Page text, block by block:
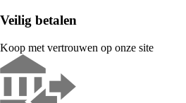
Veilig betalen
Koop met vertrouwen op onze site